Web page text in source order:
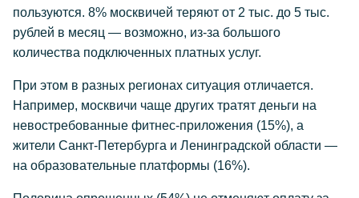
пользуются. 8% москвичей теряют от 2 тыс. до 5 тыс.
рублей в месяц — возможно, из-за большого
количества подключенных платных услуг.
При этом в разных регионах ситуация отличается.
Например, москвичи чаще других тратят деньги на
невостребованные фитнес-приложения (15%), а
жители Санкт-Петербурга и Ленинградской области —
на образовательные платформы (16%).